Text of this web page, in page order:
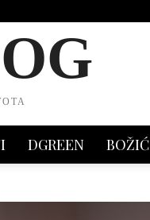
DGREEN BOŽIĆ